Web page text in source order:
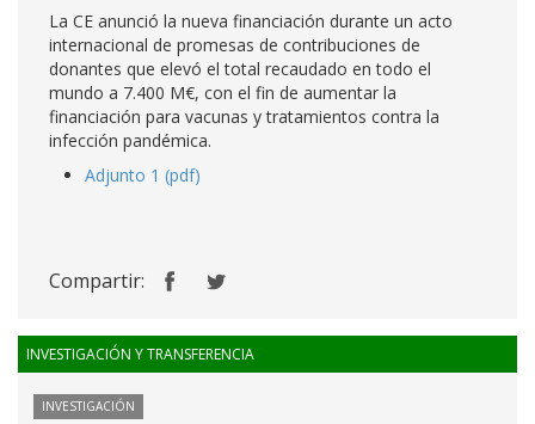
La CE anunció la nueva financiación durante un acto
internacional de promesas de contribuciones de
donantes que elevó el total recaudado en todo el
mundo a 7.400 M€, con el fin de aumentar la
financiación para vacunas y tratamientos contra la
infección pandémica.
Adjunto 1 (pdf)
Compartir:
INVESTIGACIÓN Y TRANSFERENCIA
INVESTIGACIÓN